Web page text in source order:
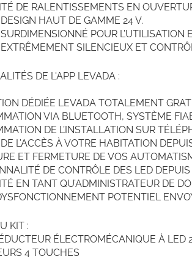
DE RALENTISSEMENTS EN
HAUT DE GAMME 24 V.
POUR L’UTILISATION
SILENCIEUX ET
DE L'APP LEVADA :
DÉDIÉE LEVADA TOTALEMENT
VIA BLUETOOTH, SYSTÈME
DE L’INSTALLATION SUR
L’ACCÈS À VOTRE HABITATION
ET FERMETURE DE VOS
DE CONTRÔLE DES LED DEPUIS
EN TANT QU’ADMINISTRATEUR DE
POTENTIEL
KIT :
ÉLECTROMÉCANIQUE À LED
4 TOUCHES